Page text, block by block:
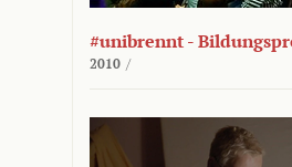
#unibrennt -
2010 /